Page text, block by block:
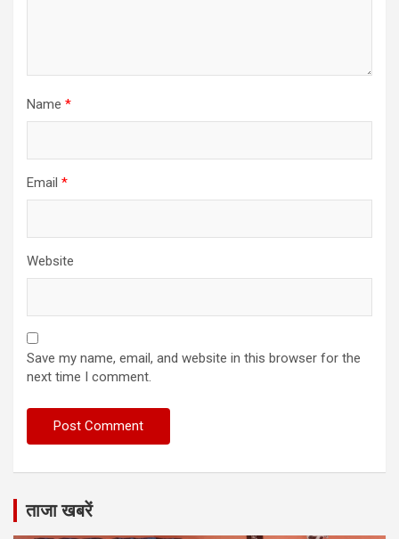
Name *
Email *
Website
Save my name, email, and website in this browser for the
next time I comment.
ताजा खबरें